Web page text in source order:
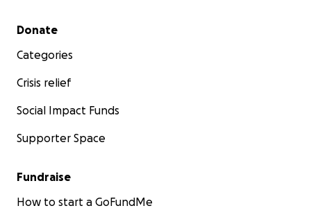
Secondary menu
Donate
Categories
Crisis relief
Social Impact Funds
Supporter Space
Fundraise
How to start a GoFundMe